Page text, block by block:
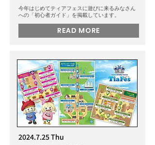
今年はじめてティアフェスに遊びに来るみなさん
への「初心者ガイド」を掲載しています。
READ MORE
2024.7.25Thu